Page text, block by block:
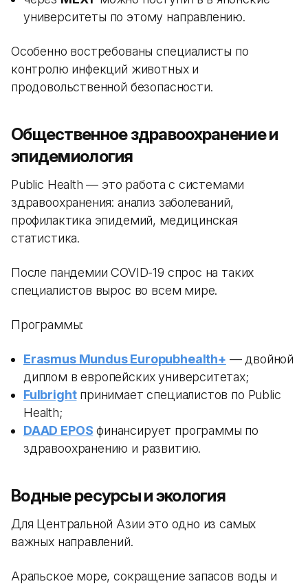
университеты по этому направлению.
Особенно востребованы специалисты по
контролю инфекций животных и
продовольственной безопасности.
Общественное здравоохранение и
эпидемиология
Public Health — это работа с системами
здравоохранения: анализ заболеваний,
профилактика эпидемий, медицинская
статистика.
После пандемии COVID-19 спрос на таких
специалистов вырос во всем мире.
Программы:
Erasmus Mundus Europubhealth+ — двойной
диплом в европейских университетах;
Fulbrightпринимает специалистов по Public
Health;
DAAD EPOS финансирует программы по
здравоохранению и развитию.
Водные ресурсы и экология
Для Центральной Азии это одно из самых
важных направлений.
Аральское море, сокращение запасов воды и